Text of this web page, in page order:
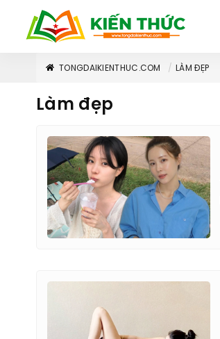
TONGDAIKIENTHUC.COM LÀM ĐẸP
Làm đẹp